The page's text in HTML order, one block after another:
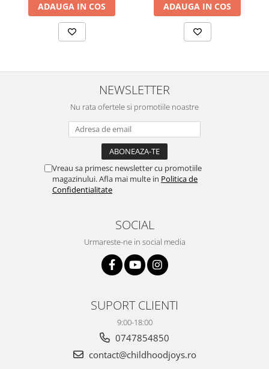
ADAUGA IN COS ADAUGA IN COS
NEWSLETTER
Nu rata ofertele si promotiile noastre
Vreau sa primesc newsletter cu promotiile
magazinului. Afla mai multe in Politica de
Confidentialitate
SOCIAL
Urmareste-ne in social media
SUPORT CLIENTI
9:00-18:00
0747854850
contact@childhoodjoys.ro